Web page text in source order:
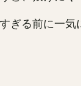
ぎる前に一気